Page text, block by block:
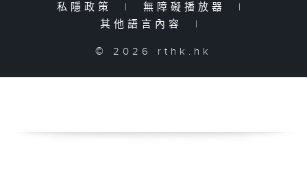
私隱政策
| 無障礙播放器
|
其他語言內容
|
© 2026 rthk.hk